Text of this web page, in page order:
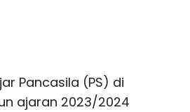
Pancasila (PS) di
ajaran 2023/2024